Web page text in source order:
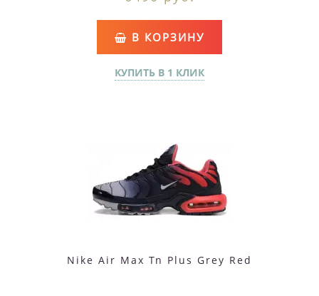
В КОРЗИНУ
КУПИТЬ В 1 КЛИК
Nike Air Max Tn Plus Grey Red